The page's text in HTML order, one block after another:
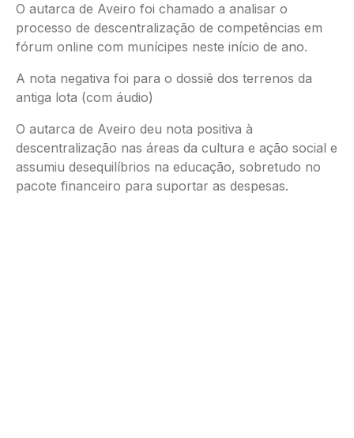
O autarca de Aveiro foi chamado a analisar o
processo de descentralização de competências em
fórum online com munícipes neste início de ano.
A nota negativa foi para o dossiê dos terrenos da
antiga lota (com áudio)
O autarca de Aveiro deu nota positiva à
descentralização nas áreas da cultura e ação social e
assumiu desequilíbrios na educação, sobretudo no
pacote financeiro para suportar as despesas.